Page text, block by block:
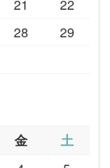
21
22
28
29
金
土